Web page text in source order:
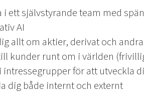
i ett självstyrande team med
AI
allt om aktier, derivat och
kunder runt om i världen
intressegrupper för att utveckla
dig både internt och externt